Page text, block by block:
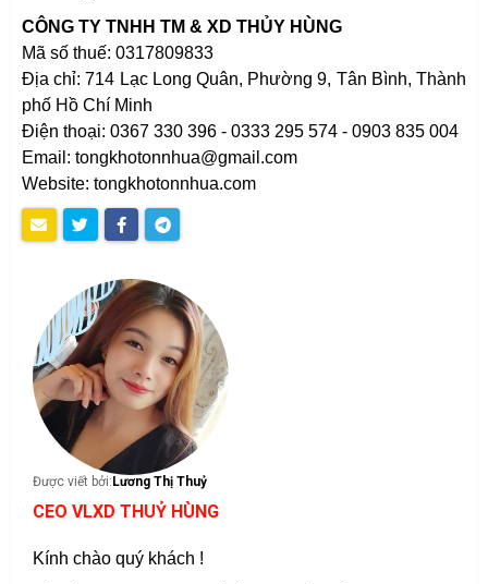
CÔNG TY TNHH TM & XD THỦY HÙNG
Mã số thuế: 0317809833
Địa chỉ: 714 Lạc Long Quân, Phường 9, Tân Bình, Thành
phố Hồ Chí Minh
Điện thoại: 0367 330 396 - 0333 295 574 - 0903 835 004
Email: tongkhotonnhua@gmail.com
Website: tongkhotonnhua.com
Được viết bởi:Lương Thị Thuỷ
CEO VLXD THUỶ HÙNG
Kính chào quý khách !